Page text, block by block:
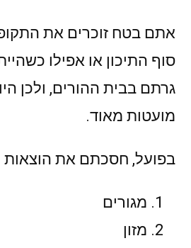
אתם בטח זוכרים את
סוף התיכון או אפילו
גרתם בבית ההורים, ולכן
מועטות מאוד.
בפועל, חסכתם את הוצאות
מגורים
מזון